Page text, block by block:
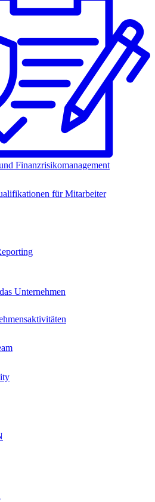
Finanzrisikomanagement
für Mitarbeiter
Unternehmen